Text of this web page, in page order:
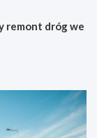
remont dróg we